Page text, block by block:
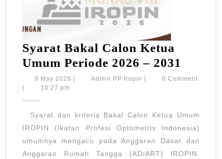
Syarat Bakal Calon Ketua
Umum Periode 2026 – 2031
Bakal
Umum
2026
9 May 2026 9
Admin PP Iropin Admin 0 Comment
10:27 pm
Syarat dan kriteria Bakal Calon Ketua Umum
IROPIN (Ikatan Profesi Optometris Indonesia)
umumnya mengacu pada Anggaran Dasar dan
Anggaran Rumah Tangga (AD/ART) IROPIN.